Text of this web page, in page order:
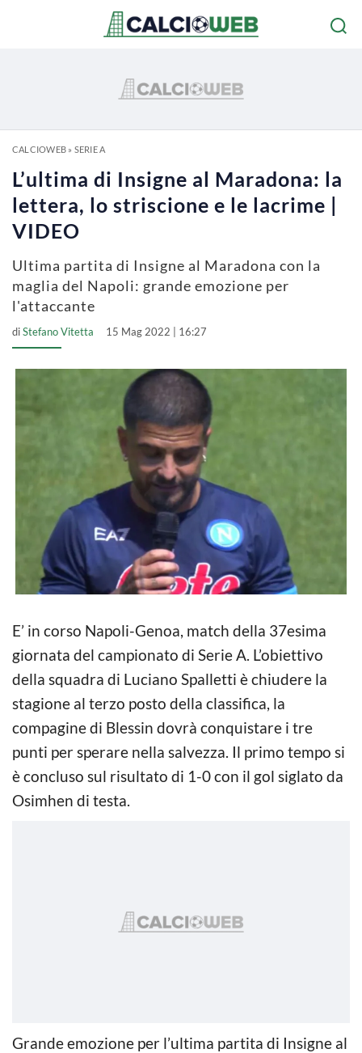
CALCIOWEB» SERIE A
L’ultima di Insigne al Maradona: la
lettera, lo striscione e le lacrime |
VIDEO
Ultima partita di Insigne al Maradona con la
maglia del Napoli: grande emozione per
l'attaccante
diStefano Vitetta 15 Mag 2022 | 16:27
E’ in corso Napoli-Genoa, match della 37esima
giornata del campionato di Serie A. L’obiettivo
della squadra di Luciano Spalletti è chiudere la
stagione al terzo posto della classifica, la
compagine di Blessin dovrà conquistare i tre
punti per sperare nella salvezza. Il primo tempo si
è concluso sul risultato di 1-0 con il gol siglato da
Osimhen di testa.
Grande emozione per l’ultima partita di Insigne al